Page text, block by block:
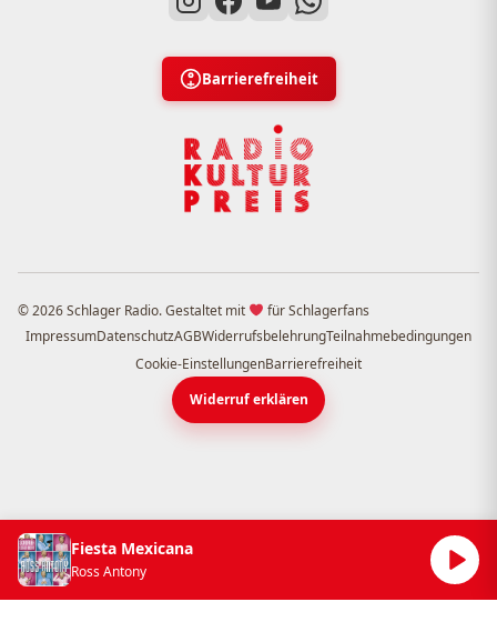
Barrierefreiheit
© 2026 Schlager Radio. Gestaltet mit
für Schlagerfans
ImpressumDatenschutzAGBWiderrufsbelehrungTeilnahmebedingungen
Cookie-EinstellungenBarrierefreiheit
Widerruf erklären
Fiesta Mexicana
Ross Antony